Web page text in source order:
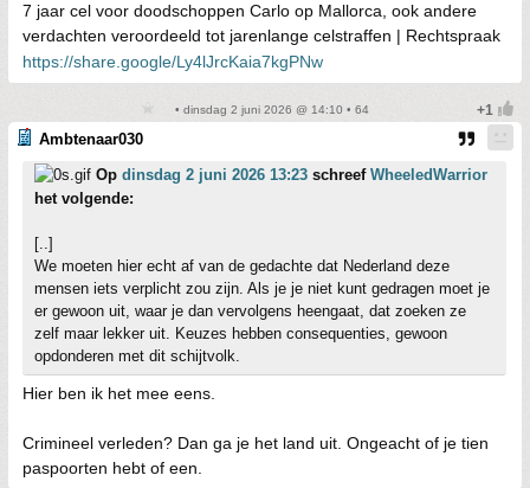
7 jaar cel voor doodschoppen Carlo op Mallorca, ook andere
verdachten veroordeeld tot jarenlange celstraffen | Rechtspraak
https://share.google/Ly4lJrcKaia7kgPNw
• dinsdag 2 juni 2026 @ 14:10 • 64
Ambtenaar030
Op dinsdag 2 juni 2026 13:23 schreef WheeledWarrior
het volgende:
[..]
We moeten hier echt af van de gedachte dat Nederland deze
mensen iets verplicht zou zijn. Als je je niet kunt gedragen moet je
er gewoon uit, waar je dan vervolgens heengaat, dat zoeken ze
zelf maar lekker uit. Keuzes hebben consequenties, gewoon
opdonderen met dit schijtvolk.
Hier ben ik het mee eens.
Crimineel verleden? Dan ga je het land uit. Ongeacht of je tien
paspoorten hebt of een.